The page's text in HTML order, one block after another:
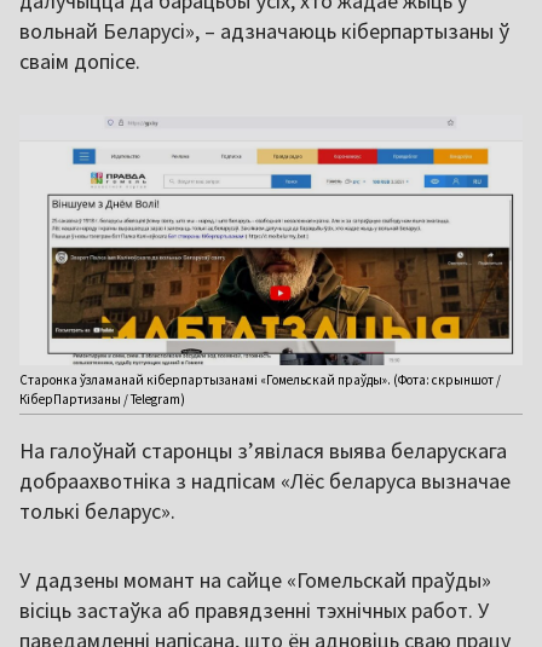
вольнай Беларусі», – адзначаюць кіберпартызаны ў
сваім допісе.
Старонка ўзламанай кіберпартызанамі «Гомельскай праўды». (Фота: скрыншот /
КіберПартизаны / Telegram)
На галоўнай старонцы з’явілася выява беларускага
добраахвотніка з надпісам «Лёс беларуса вызначае
толькі беларус».
У дадзены момант на сайце «Гомельскай праўды»
вісіць застаўка аб правядзенні тэхнічных работ. У
паведамленні напісана, што ён адновіць сваю працу